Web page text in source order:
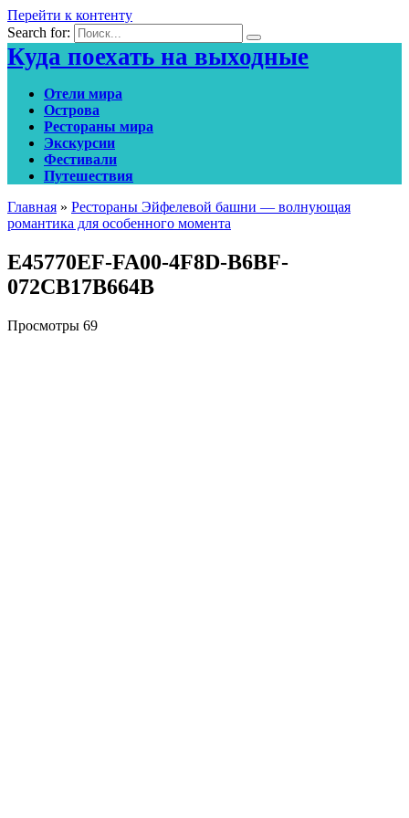
Перейти к контенту
Search for:
Куда поехать на выходные
Отели мира
Острова
Рестораны мира
Экскурсии
Фестивали
Путешествия
Главная » Рестораны Эйфелевой башни — волнующая
романтика для особенного момента
E45770EF-FA00-4F8D-B6BF-
072CB17B664B
Просмотры 69